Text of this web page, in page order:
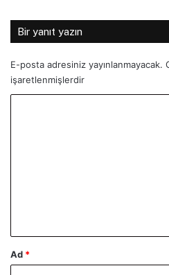
Bir yanıt yazın
E-posta adresiniz yayınlanmayacak.
işaretlenmişlerdir
Ad *